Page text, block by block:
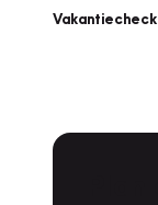
Vakantiecheck